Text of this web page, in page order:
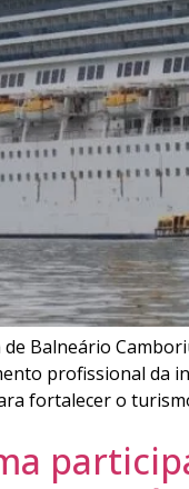
Balneário
profissional da
fortalecer o